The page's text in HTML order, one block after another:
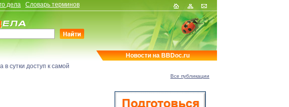
дела
Словарь терминов
доступ к самой
Новости на BBDoc.ru
Все публикации